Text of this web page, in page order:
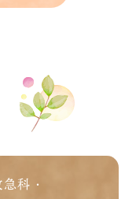
科・